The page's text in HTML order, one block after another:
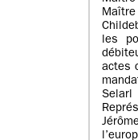
les
actes